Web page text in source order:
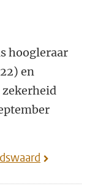
hoogleraar
en